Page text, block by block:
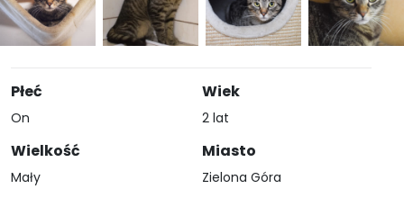
Płeć
On
Wielkość
Mały
Wiek
2 lat
Miasto
Zielona Góra